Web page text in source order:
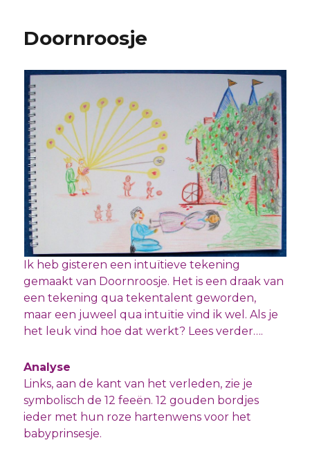
Doornroosje
Ik heb gisteren een intuïtieve tekening
gemaakt van Doornroosje. Het is een draak van
een tekening qua tekentalent geworden,
maar een juweel qua intuïtie vind ik wel. Als je
het leuk vind hoe dat werkt? Lees verder….
Analyse
Links, aan de kant van het verleden, zie je
symbolisch de 12 feeën. 12 gouden bordjes
ieder met hun roze hartenwens voor het
babyprinsesje.